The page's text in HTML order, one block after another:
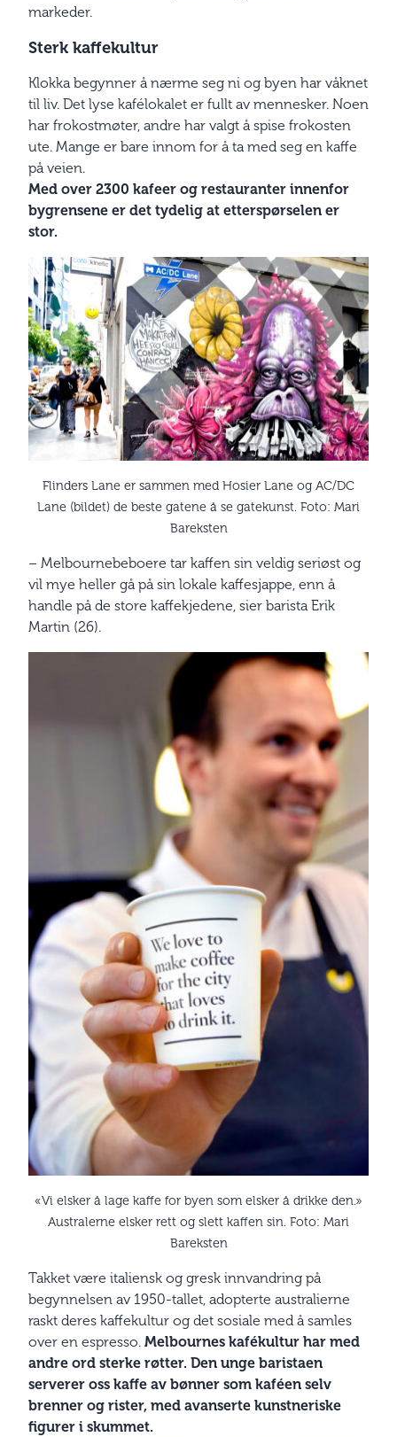
markeder.
Sterk kaffekultur
Klokka begynner å nærme seg ni og byen har våknet
til liv. Det lyse kafélokalet er fullt av mennesker. Noen
har frokostmøter, andre har valgt å spise frokosten
ute. Mange er bare innom for å ta med seg en kaffe
på veien.
Med over 2300 kafeer og restauranter innenfor
bygrensene er det tydelig at etterspørselen er
stor.
Flinders Lane er sammen med Hosier Lane og AC/DC
Lane (bildet) de beste gatene å se gatekunst. Foto: Mari
Bareksten
– Melbournebeboere tar kaffen sin veldig seriøst og
vil mye heller gå på sin lokale kaffesjappe, enn å
handle på de store kaffekjedene, sier barista Erik
Martin (26).
«Vi elsker å lage kaffe for byen som elsker å drikke den.»
Australerne elsker rett og slett kaffen sin. Foto: Mari
Bareksten
Takket være italiensk og gresk innvandring på
begynnelsen av 1950-tallet, adopterte australierne
raskt deres kaffekultur og det sosiale med å samles
over en espresso. Melbournes kafékultur har med
andre ord sterke røtter. Den unge baristaen
serverer oss kaffe av bønner som kaféen selv
brenner og rister, med avanserte kunstneriske
figurer i skummet.